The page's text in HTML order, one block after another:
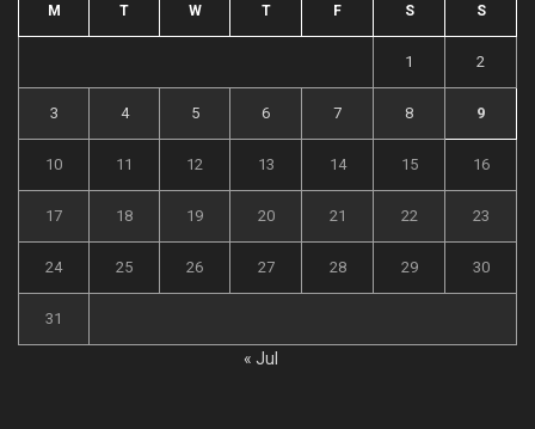
M T W T F S S
1 2
3 4 5 6 7 8 9
10 11 12 13 14 15 16
17 18 19 20 21 22 23
24 25 26 27 28 29 30
31
« Jul